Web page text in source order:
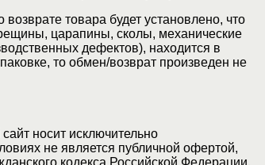
товара будет установлено, что
царапины, сколы, механические
дефектов), находится в
то обмен/возврат произведен не
носит исключительно
не является публичной офертой,
кодекса Российской Федерации.